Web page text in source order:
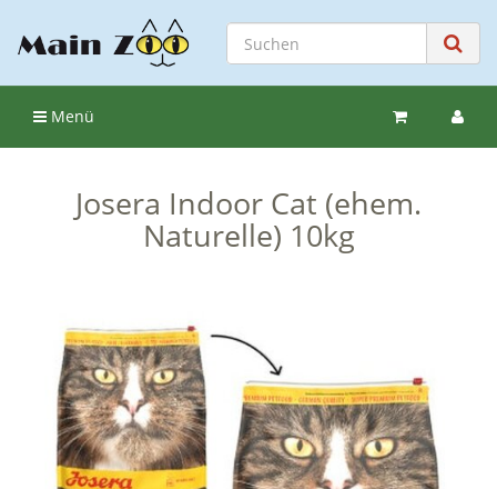
Menü
Josera Indoor Cat (ehem.
Naturelle) 10kg